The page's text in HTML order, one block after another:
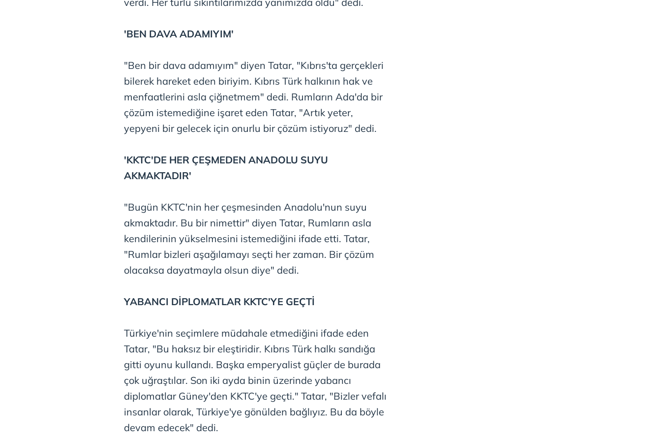
mevzuata uygun olarak kullanılan çerezlerle ilgili bilgi almak için lütfentıklayınız
'BEN DAVA ADAMIYIM'
"Ben bir dava adamıyım" diyen Tatar, "Kıbrıs'ta gerçekleri
bilerek hareket eden biriyim. Kıbrıs Türk halkının hak ve
menfaatlerini asla çiğnetmem" dedi. Rumların Ada'da bir
çözüm istemediğine işaret eden Tatar, "Artık yeter,
yepyeni bir gelecek için onurlu bir çözüm istiyoruz" dedi.
'KKTC'DE HER ÇEŞMEDEN ANADOLU SUYU
AKMAKTADIR'
"Bugün KKTC'nin her çeşmesinden Anadolu'nun suyu
akmaktadır. Bu bir nimettir" diyen Tatar, Rumların asla
kendilerinin yükselmesini istemediğini ifade etti. Tatar,
"Rumlar bizleri aşağılamayı seçti her zaman. Bir çözüm
olacaksa dayatmayla olsun diye" dedi.
YABANCI DİPLOMATLAR KKTC'YE GEÇTİ
Türkiye'nin seçimlere müdahale etmediğini ifade eden
Tatar, "Bu haksız bir eleştiridir. Kıbrıs Türk halkı sandığa
gitti oyunu kullandı. Başka emperyalist güçler de burada
çok uğraştılar. Son iki ayda binin üzerinde yabancı
diplomatlar Güney'den KKTC'ye geçti." Tatar, "Bizler vefalı
insanlar olarak, Türkiye'ye gönülden bağlıyız. Bu da böyle
devam edecek" dedi.